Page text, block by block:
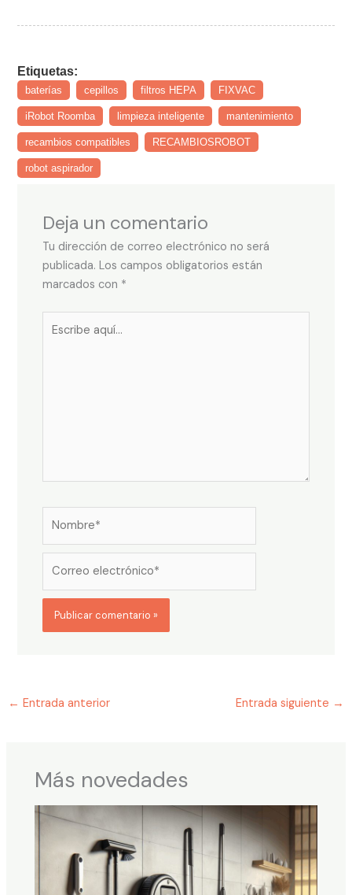
Etiquetas:
baterías cepillos filtros HEPA FIXVAC
iRobot Roomba limpieza inteligente mantenimiento
recambios compatibles RECAMBIOSROBOT
robot aspirador
Deja un comentario
Tu dirección de correo electrónico no será
publicada. Los campos obligatorios están
marcados con *
electrónico*
← Entrada anterior Entrada siguiente →
Más novedades